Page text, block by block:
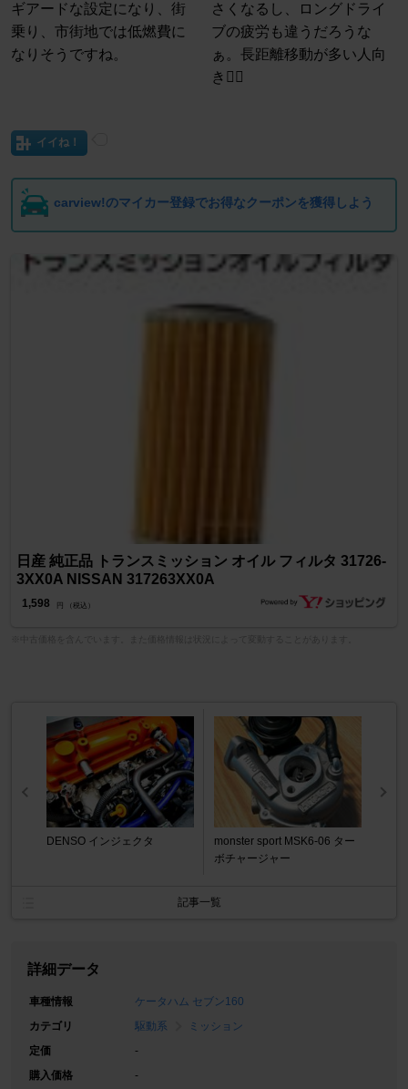
ギアードな設定になり、街
乗り、市街地では低燃費に
なりそうですね。
さくなるし、ロングドライ
ブの疲労も違うだろうな
ぁ。長距離移動が多い人向
き🙋‍♂️
イイね！
carview!のマイカー登録でお得なクーポンを獲得しよう
日産 純正品 トランスミッション オイル フィルタ 31726-
3XX0A NISSAN 317263XX0A
1,598 円 （税込）
DENSO インジェクタ
monster sport MSK6-06 ター
ボチャージャー
記事一覧
詳細データ
車種情報
ケータハム セブン160
カテゴリ
駆動系
ミッション
定価
-
購入価格
-